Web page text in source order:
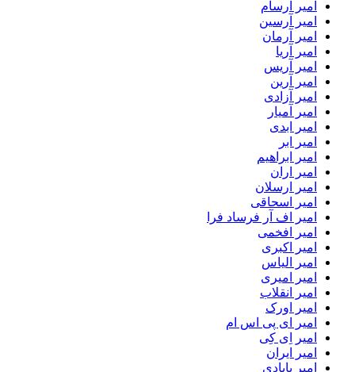
امیر آرسام
امیر آرسین
امیر آرمان
امیر آریا
امیر آریس
امیر آرین
امیر آزادی
امیر آمیار
امیر ابدی
امیر ابر
امیر ابراهیم
امیر اران
امیر ارسلان
امیر اسحاقی
امیر اف آر فرساد فرا
امیر افخمی
امیر اکبری
امیر الیاس
امیر امیری
امیر انقلاب
امیر اورک
امیر ای پی اس ام
امیر اِی کِی
امیر ایران
امیر بابادی